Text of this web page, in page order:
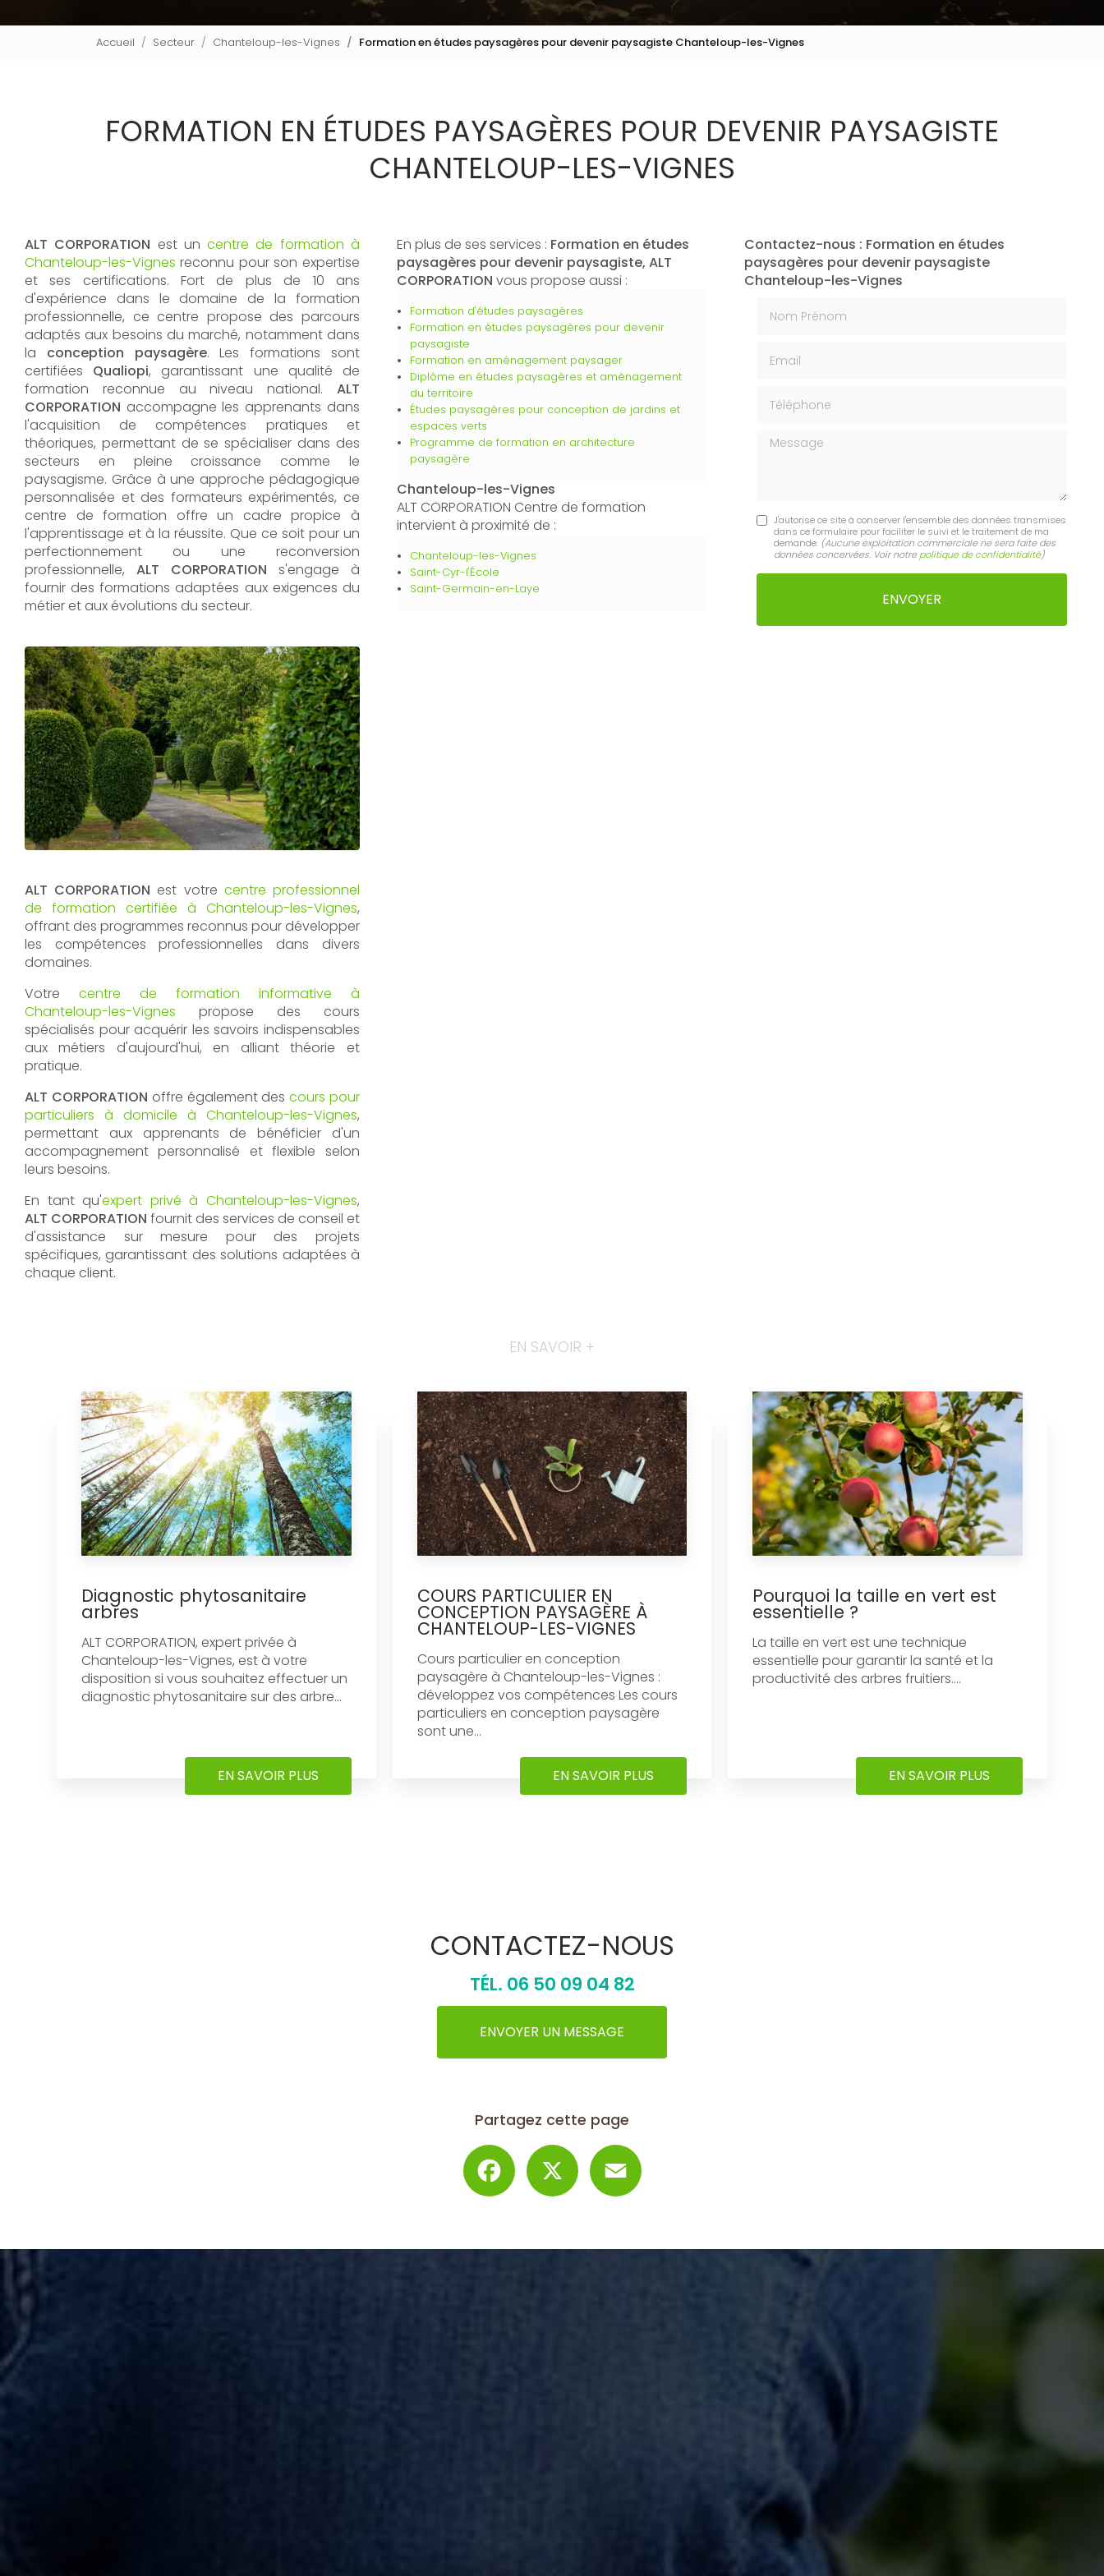
Accueil Secteur Chanteloup-les-Vignes Formation en études paysagères pour devenir paysagiste Chanteloup-les-Vignes
FORMATION EN ÉTUDES PAYSAGÈRES POUR DEVENIR PAYSAGISTE
CHANTELOUP-LES-VIGNES
ALT CORPORATION est uncentre de formation à
Chanteloup-les-Vignes reconnu pour son expertise
et ses certifications. Fort de plus de 10 ans
d'expérience dans le domaine de la formation
professionnelle, ce centre propose des parcours
adaptés aux besoins du marché, notamment dans
la conception paysagère. Les formations sont
certifiées Qualiopi, garantissant une qualité de
formation reconnue au niveau national. ALT
CORPORATION accompagne les apprenants dans
l'acquisition de compétences pratiques et
théoriques, permettant de se spécialiser dans des
secteurs en pleine croissance comme le
paysagisme. Grâce à une approche pédagogique
personnalisée et des formateurs expérimentés, ce
centre de formation offre un cadre propice à
l'apprentissage et à la réussite. Que ce soit pour un
perfectionnement ou une reconversion
professionnelle, ALT CORPORATION​​​​​​​ s'engage à
fournir des formations adaptées aux exigences du
métier et aux évolutions du secteur.
ALT CORPORATION est votre centre professionnel
de formation certifiée à Chanteloup-les-Vignes,
offrant des programmes reconnus pour développer
les compétences professionnelles dans divers
domaines.
Votre centre de formation informative à
Chanteloup-les-Vignes propose des cours
spécialisés pour acquérir les savoirs indispensables
aux métiers d'aujourd'hui, en alliant théorie et
pratique.
ALT CORPORATION offre également descours pour
particuliers à domicile à Chanteloup-les-Vignes,
permettant aux apprenants de bénéficier d'un
accompagnement personnalisé et flexible selon
leurs besoins.
En tant qu'expert privé à Chanteloup-les-Vignes,
ALT CORPORATION fournit des services de conseil et
d'assistance sur mesure pour des projets
spécifiques, garantissant des solutions adaptées à
chaque client.
En plus de ses services : Formation en études
paysagères pour devenir paysagiste, ALT
CORPORATION vous propose aussi :
Formation d'études paysagères
Formation en études paysagères pour devenir
paysagiste
Formation en aménagement paysager
Diplôme en études paysagères et aménagement
du territoire
Études paysagères pour conception de jardins et
espaces verts
Programme de formation en architecture
paysagère
Chanteloup-les-Vignes
ALT CORPORATION Centre de formation
intervient à proximité de :
Chanteloup-les-Vignes
Saint-Cyr-l'École
Saint-Germain-en-Laye
Contactez-nous : Formation en études
paysagères pour devenir paysagiste
Chanteloup-les-Vignes
Message
J'autorise ce site à conserver l'ensemble des données transmises
dans ce formulaire pour faciliter le suivi et le traitement de ma
demande. (Aucune exploitation commerciale ne sera faite des
données concervées. Voir notre politique de confidentialité)
EN SAVOIR +
Diagnostic phytosanitaire
arbres
ALT CORPORATION, expert privée à
Chanteloup-les-Vignes, est à votre
disposition si vous souhaitez effectuer un
diagnostic phytosanitaire sur des arbre...
EN SAVOIR PLUS
COURS PARTICULIER EN
CONCEPTION PAYSAGÈRE À
CHANTELOUP-LES-VIGNES
Cours particulier en conception
paysagère à Chanteloup-les-Vignes :
développez vos compétences Les cours
particuliers en conception paysagère
sont une...
EN SAVOIR PLUS
Pourquoi la taille en vert est
essentielle ?
La taille en vert est une technique
essentielle pour garantir la santé et la
productivité des arbres fruitiers....
EN SAVOIR PLUS
CONTACTEZ-NOUS
TÉL. 06 50 09 04 82
ENVOYER UN MESSAGE
Partagez cette page
Facebook